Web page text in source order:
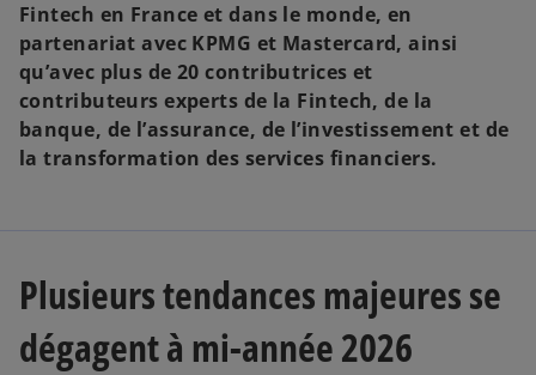
v
l
n
l
t
v
l
n
l
t
v
l
n
t
Fintech en France et dans le monde, en
partenariat avec KPMG et Mastercard, ainsi
qu’avec plus de 20 contributrices et
contributeurs experts de la Fintech, de la
banque, de l’assurance, de l’investissement et de
la transformation des services financiers.
Plusieurs tendances majeures se
dégagent à mi-année 2026